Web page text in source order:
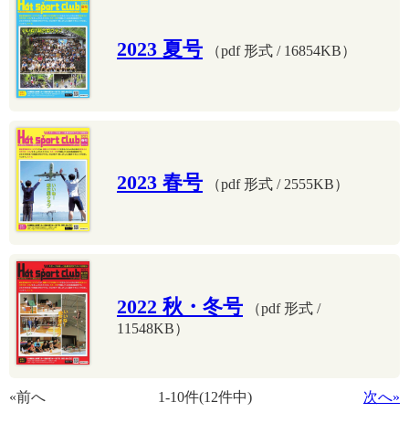
2023 夏号 （pdf 形式 / 16854KB）
2023 春号 （pdf 形式 / 2555KB）
2022 秋・冬号 （pdf 形式 /
11548KB）
«前へ 1-10件(12件中) 次へ»